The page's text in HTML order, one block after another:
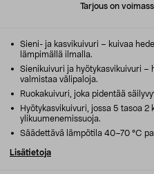
Tarjous on
Sieni- ja kasvikuivuri – kuivaa
lämpimällä ilmalla.
Sienikuivuri ja hyötykasvikuivuri –
valmistaa välipaloja.
Ruokakuivuri, joka pidentää
Hyötykasvikuivuri, jossa 5 tasoa 2
ylikuumenemissuoja.
Säädettävä lämpötila 40–70 °C
Lisätietoja